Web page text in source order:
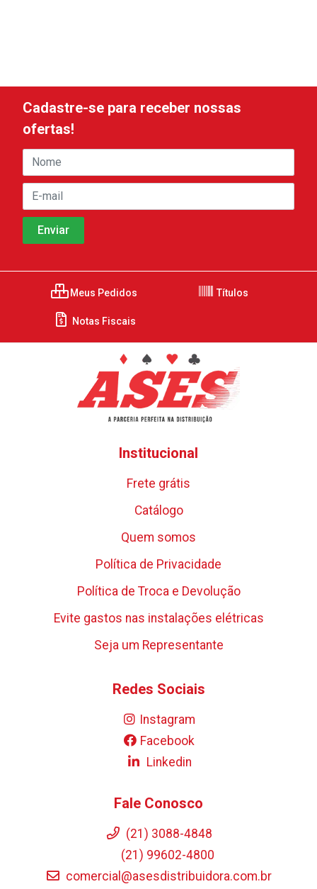
Cadastre-se para receber nossas
ofertas!
Meus Pedidos Títulos
Notas Fiscais
Institucional
Frete grátis
Catálogo
Quem somos
Política de Privacidade
Política de Troca e Devolução
Evite gastos nas instalações elétricas
Seja um Representante
Redes Sociais
Instagram
Facebook
Linkedin
Fale Conosco
(21) 3088-4848
(21) 99602-4800
comercial@asesdistribuidora.com.br